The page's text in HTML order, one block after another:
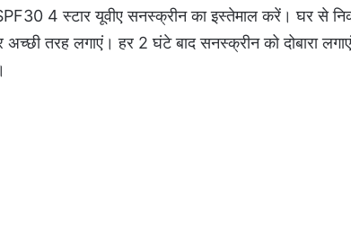
4 स्टार यूवीए सनस्क्रीन का इस्तेमाल करें। घर से
अच्छी तरह लगाएं। हर 2 घंटे बाद सनस्क्रीन को दोबारा